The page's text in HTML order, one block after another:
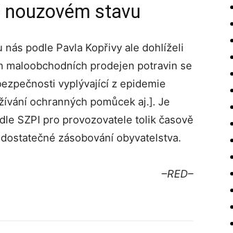
stavu
podle Pavla Kopřivy ale dohlíželi
maloobchodních prodejen potravin se
vyplývající z epidemie
ochranných pomůcek aj.]. Je
SZPI pro provozovatele tolik časově
zásobování obyvatelstva.
–RED–